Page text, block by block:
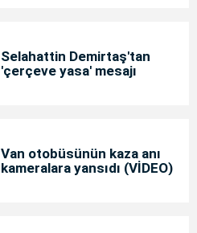
Selahattin Demirtaş'tan
'çerçeve yasa' mesajı
Van otobüsünün kaza anı
kameralara yansıdı (VİDEO)